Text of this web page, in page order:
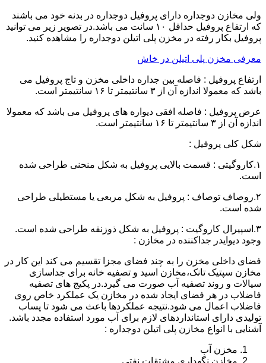
ولی مخازن دوجداره دارای پروفیل دوجداره در بدنه خود می باشند
که ارتفاع پروفیل حداقل ۱۰ سانت می باشد.در تصویر زیر می توانید
پروفیل بکار رفته در مخزن پلی اتیلن دوجداره را مشاهده کنید.
معرفی مخزن پلی اتیلن در خاش
ارتفاع پروفیل : فاصله بین جداره داخلی مخزن و تاج پروفیل می
باشد که معمولا اندازه آن از ۳ سانتیمتر تا ۱۶ سانتیمتر است.
عرض پروفیل : فاصله افقی دیواره های پروفیل می باشد که معمولا
اندازه آن از ۳ سانتیمتر تا ۱۶ سانتیمتر است.
شکل کلی پروفیل :
۱.کاروگیتی : قسمت بالایی پروفیل به شکل منحنی طراحی شده
است.
۲.روصاف توصاف : پروفیل به شکل مربعی یا مستطیلی طراحی
شده است.
۳.اسپیرال کاروگیت : پروفیل به شکل ذوزنقه طراحی شده است.
وجود دیوایدر جداکننده در مخازن :
فضای داخلی مخزن را به چند فضای مجزا تقسیم می کند این کار در
مخازن سپتیک تانک،مخازن اسید و تصفیه خانه برای جداسازی
سیالات و روند تصفیه آب صورت می گیرد.در پکیج های تصفیه
فاضلاب در هر فضای ایجاد شده در مخازن یک عملکرد خاص روی
فاضلاب اعمال می شود.نتیجه عملکردها باعث می شود تا پساب
تولیدی دارای استانداردهای لازم برای آب مورد استفاده مجدد باشد.
آشنایی با انواع مخازن پلی اتیلن دوجداره :
مخزن آب
مخازن نگهداری مشتقات نفتی